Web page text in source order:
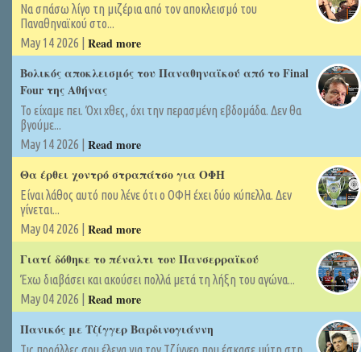
Να σπάσω λίγο τη μιζέρια από τον αποκλεισμό του
Παναθηναϊκού στο...
May 14 2026 | Read more
Βολικός αποκλεισμός του Παναθηναϊκού από το Final
Four της Αθήνας
Το είχαμε πει. Όχι χθες, όχι την περασμένη εβδομάδα. Δεν θα
βγούμε...
May 14 2026 | Read more
Θα έρθει χοντρό στραπάτσο για ΟΦΗ
Είναι λάθος αυτό που λένε ότι ο ΟΦΗ έχει δύο κύπελλα. Δεν
γίνεται...
May 04 2026 | Read more
Γιατί δόθηκε το πέναλτι του Πανσερραϊκού
Έχω διαβάσει και ακούσει πολλά μετά τη λήξη του αγώνα...
May 04 2026 | Read more
Πανικός με Τζίγγερ Βαρδινογιάννη